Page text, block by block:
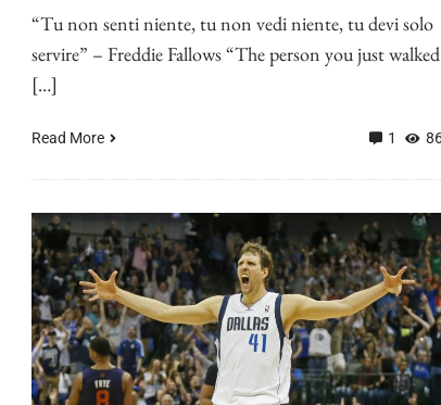
“Tu non senti niente, tu non vedi niente, tu devi solo
servire” – Freddie Fallows “The person you just walked
[…]
Read More 1